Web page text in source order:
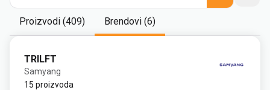
Proizvodi (409) Brendovi (6)
TRILFT
Samyang
15 proizvoda